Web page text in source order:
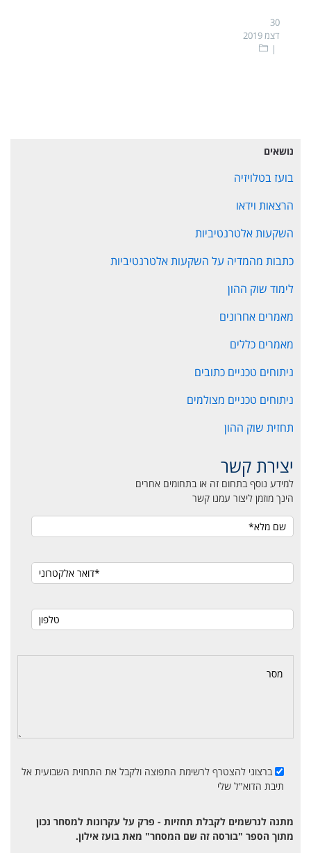
30
דצמ 2019
נושאים
בועז בטלויזיה
הרצאות וידאו
השקעות אלטרנטיביות
כתבות מהמדיה על השקעות אלטרנטיביות
לימוד שוק ההון
מאמרים אחרונים
מאמרים כללים
ניתוחים טכניים כתובים
ניתוחים טכניים מצולמים
תחזית שוק ההון
יצירת קשר
למידע נוסף בתחום זה או בתחומים אחרים
הינך מוזמן ליצור עמנו קשר
ברצוני להצטרף לרשימת התפוצה ולקבל את התחזית השבועית אל
תיבת הדוא"ל שלי
מתנה לנרשמים לקבלת תחזיות - פרק על עקרונות למסחר נכון
מתוך הספר "בורסה זה שם המסחר" מאת בועז אילון.